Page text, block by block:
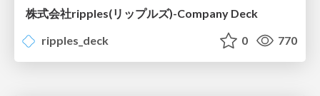
株式会社ripples(リップルズ)-Company Deck
ripples_deck
0 770